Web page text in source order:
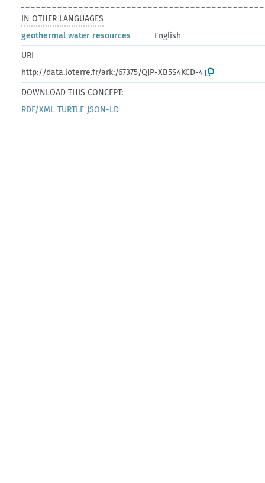
IN OTHER LANGUAGES
geothermal water resources
English
URI
http://data.loterre.fr/ark:/67375/QJP-XB5S4KCD-4
DOWNLOAD THIS CONCEPT:
RDF/XML TURTLE JSON-LD